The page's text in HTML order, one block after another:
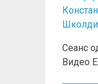
Сеанс
Видео